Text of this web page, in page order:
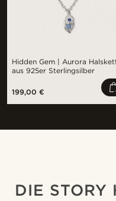
Hidden Gem | Aurora
aus 925er Sterlingsilber
199,00 €
DIE STORY